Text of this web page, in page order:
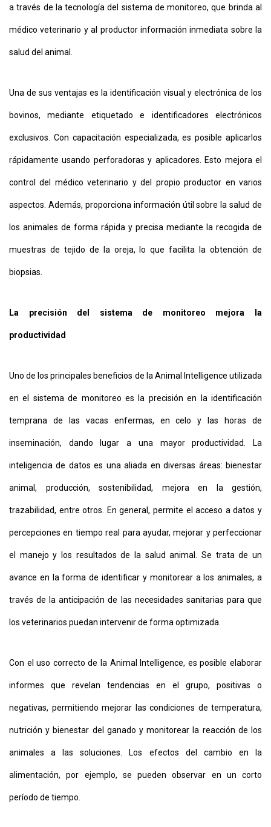
a través de la tecnología del sistema de monitoreo, que brinda al
médico veterinario y al productor información inmediata sobre la
salud del animal.
Una de sus ventajas es la identificación visual y electrónica de los
bovinos, mediante etiquetado e identificadores electrónicos
exclusivos. Con capacitación especializada, es posible aplicarlos
rápidamente usando perforadoras y aplicadores. Esto mejora el
control del médico veterinario y del propio productor en varios
aspectos. Además, proporciona información útil sobre la salud de
los animales de forma rápida y precisa mediante la recogida de
muestras de tejido de la oreja, lo que facilita la obtención de
biopsias.
La precisión del sistema de monitoreo mejora la
productividad
Uno de los principales beneficios de la Animal Intelligence utilizada
en el sistema de monitoreo es la precisión en la identificación
temprana de las vacas enfermas, en celo y las horas de
inseminación, dando lugar a una mayor productividad. La
inteligencia de datos es una aliada en diversas áreas: bienestar
animal, producción, sostenibilidad, mejora en la gestión,
trazabilidad, entre otros. En general, permite el acceso a datos y
percepciones en tiempo real para ayudar, mejorar y perfeccionar
el manejo y los resultados de la salud animal. Se trata de un
avance en la forma de identificar y monitorear a los animales, a
través de la anticipación de las necesidades sanitarias para que
los veterinarios puedan intervenir de forma optimizada.
Con el uso correcto de la Animal Intelligence, es posible elaborar
informes que revelan tendencias en el grupo, positivas o
negativas, permitiendo mejorar las condiciones de temperatura,
nutrición y bienestar del ganado y monitorear la reacción de los
animales a las soluciones. Los efectos del cambio en la
alimentación, por ejemplo, se pueden observar en un corto
período de tiempo.